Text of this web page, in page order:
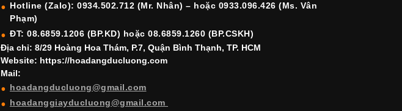
Hotline (Zalo): 0934.502.712 (Mr. Nhân) – hoặc 0933.096.426 (Ms. Vân
Phạm)
ĐT: 08.6859.1206 (BP.KD) hoặc 08.6859.1260 (BP.CSKH)
Địa chỉ: 8/29 Hoàng Hoa Thám, P.7, Quận Bình Thạnh, TP. HCM
Website: https://hoadangducluong.com
Mail:
hoadangducluong@gmail.com
hoadanggiayducluong@gmail.com